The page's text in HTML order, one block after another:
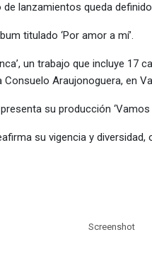
lanzamientos queda
titulado ‘Por amor a mí’.
un trabajo que incluye
Araujonoguera, en
su producción
su vigencia y
Screenshot